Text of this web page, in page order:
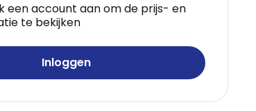
een account aan om de prijs- en
te bekijken
Inloggen